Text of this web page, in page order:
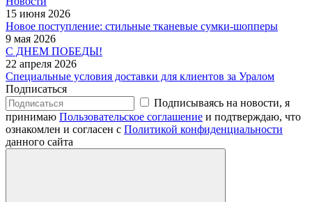
15 июня 2026
Новое поступление: стильные тканевые сумки-шопперы
9 мая 2026
С ДНЕМ ПОБЕДЫ!
22 апреля 2026
Специальные условия доставки для клиентов за Уралом
Подписаться
Подписываясь на новости, я
принимаю Пользовательское соглашение и подтверждаю, что
ознакомлен и согласен с Политикой конфиденциальности
данного сайта